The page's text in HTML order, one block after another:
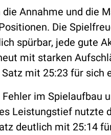
Annahme und die
Die
spürbar, jede gute
mit starken
mit 25:23 für sich
im Spielaufbau
Leistungstief nutzte
deutlich mit 25:14